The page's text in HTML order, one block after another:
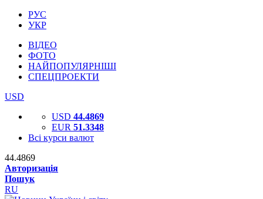
РУС
УКР
ВІДЕО
ФОТО
НАЙПОПУЛЯРНІШІ
СПЕЦПРОЕКТИ
USD
USD 44.4869
EUR 51.3348
Всі курси валют
44.4869
Авторизація
Пошук
RU